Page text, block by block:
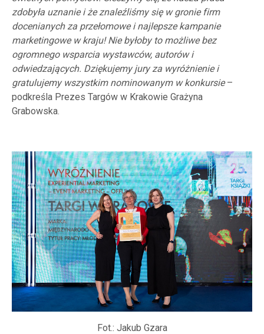
zdobyła uznanie i że znaleźliśmy się w gronie firm
docenianych za przełomowe i najlepsze kampanie
marketingowe w kraju! Nie byłoby to możliwe bez
ogromnego wsparcia wystawców, autorów i
odwiedzających. Dziękujemy jury za wyróżnienie i
gratulujemy wszystkim nominowanym w konkursie–
podkreśla Prezes Targów w Krakowie Grażyna
Grabowska.
Fot.: Jakub Gzara